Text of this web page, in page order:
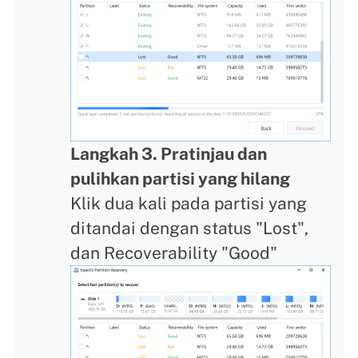
Langkah 3. Pratinjau dan
pulihkan partisi yang hilang
Klik dua kali pada partisi yang
ditandai dengan status "Lost",
dan Recoverability "Good"